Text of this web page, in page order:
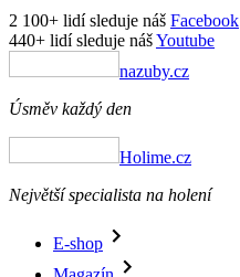
2 100+ lidí sleduje náš Facebook
440+ lidí sleduje nášYoutube
nazuby.cz
Úsměv každý den
Holime.cz
Největší specialista na holení
E-shop